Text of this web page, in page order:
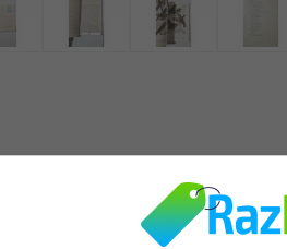
птиц, методы их привлечения в